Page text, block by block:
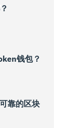
钱包？
靠的区块